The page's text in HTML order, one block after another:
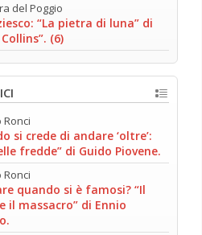
del Poggio
“La pietra di luna” di
(6)
si crede di andare ‘oltre’:
fredde” di Guido Piovene.
quando si è famosi? “Il
il massacro” di Ennio